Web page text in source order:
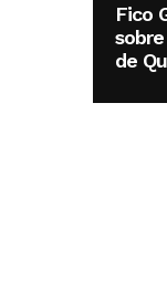
Fico
de